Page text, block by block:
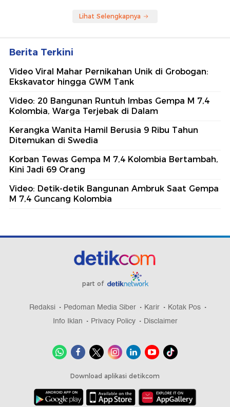
Lihat Selengkapnya
Berita Terkini
Video Viral Mahar Pernikahan Unik di Grobogan:
Ekskavator hingga GWM Tank
Video: 20 Bangunan Runtuh Imbas Gempa M 7,4
Kolombia, Warga Terjebak di Dalam
Kerangka Wanita Hamil Berusia 9 Ribu Tahun
Ditemukan di Swedia
Korban Tewas Gempa M 7,4 Kolombia Bertambah,
Kini Jadi 69 Orang
Video: Detik-detik Bangunan Ambruk Saat Gempa
M 7,4 Guncang Kolombia
part of
Redaksi Pedoman Media Siber Karir
Kotak Pos
Info Iklan
Privacy Policy Disclaimer
Download aplikasi detikcom